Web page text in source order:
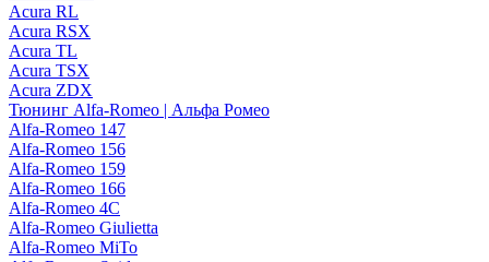
Acura RL
Acura RSX
Acura TL
Acura TSX
Acura ZDX
Тюнинг Alfa-Romeo | Альфа Ромео
Alfa-Romeo 147
Alfa-Romeo 156
Alfa-Romeo 159
Alfa-Romeo 166
Alfa-Romeo 4C
Alfa-Romeo Giulietta
Alfa-Romeo MiTo